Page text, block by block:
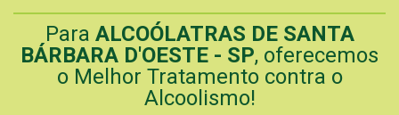
Para ALCOÓLATRAS DE SANTA
BÁRBARA D'OESTE - SP, oferecemos
o Melhor Tratamento contra o
Alcoolismo!